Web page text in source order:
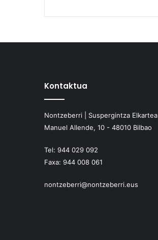
Kontaktua
Nontzeberri | Suspergintza Elkartea
Manuel Allende, 10 - 48010 Bilbao
Tel: 944 029 092
Faxa: 944 008 061
nontzeberri@nontzeberri.eus